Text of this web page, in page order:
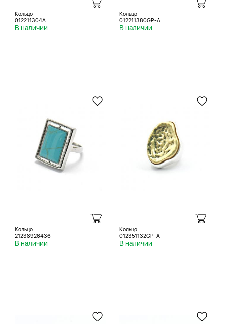
Кольцо
012211304A
В наличии
Кольцо
012211380GP-A
В наличии
Кольцо
21238926436
В наличии
Кольцо
012351132GP-A
В наличии